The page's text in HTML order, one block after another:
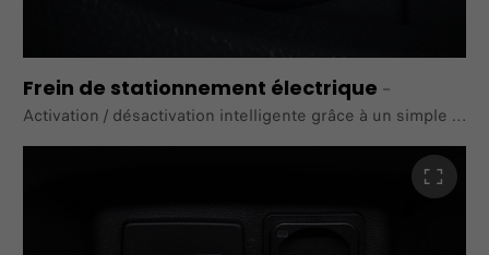
Frein de stationnement électrique –
Activation / désactivation intelligente grâce à un simple
bouton. Le conducteur peut activer le mécanisme de
maintien en appuyant sur un bouton dédié situé sur la